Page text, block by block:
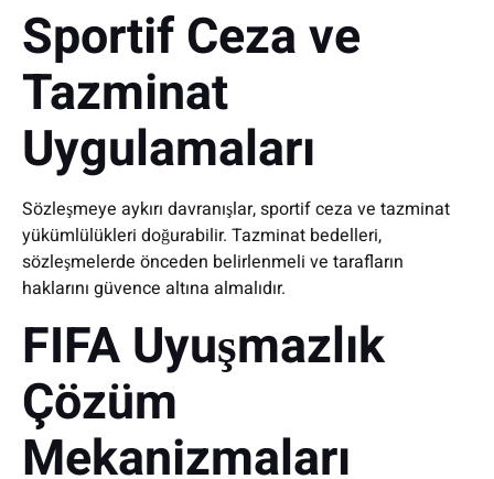
Sportif Ceza ve
Tazminat
Uygulamaları
Sözleşmeye aykırı davranışlar, sportif ceza ve tazminat
yükümlülükleri doğurabilir. Tazminat bedelleri,
sözleşmelerde önceden belirlenmeli ve tarafların
haklarını güvence altına almalıdır.
FIFA Uyuşmazlık
Çözüm
Mekanizmaları